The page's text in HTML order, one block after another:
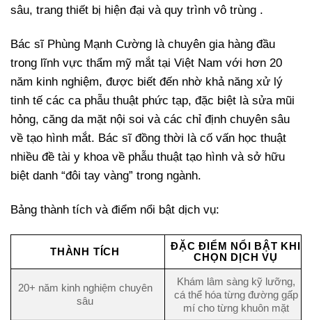
sâu, trang thiết bị hiện đại và quy trình vô trùng .
Bác sĩ Phùng Mạnh Cường là chuyên gia hàng đầu
trong lĩnh vực thẩm mỹ mắt tại Việt Nam với hơn 20
năm kinh nghiệm, được biết đến nhờ khả năng xử lý
tinh tế các ca phẫu thuật phức tạp, đặc biệt là sửa mũi
hỏng, căng da mặt nội soi và các chỉ định chuyên sâu
về tạo hình mắt. Bác sĩ đồng thời là cố vấn học thuật
nhiều đề tài y khoa về phẫu thuật tạo hình và sở hữu
biệt danh “đôi tay vàng” trong ngành.
Bảng thành tích và điểm nổi bật dịch vụ:
THÀNH TÍCH
ĐẶC ĐIỂM NỔI BẬT KHI
CHỌN DỊCH VỤ
20+ năm kinh nghiệm chuyên
sâu
Khám lâm sàng kỹ lưỡng,
cá thể hóa từng đường gấp
mí cho từng khuôn mặt